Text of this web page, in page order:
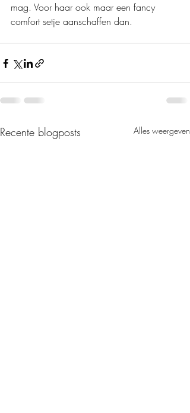
mag. Voor haar ook maar een fancy
comfort setje aanschaffen dan.
Recente blogposts Alles weergeven